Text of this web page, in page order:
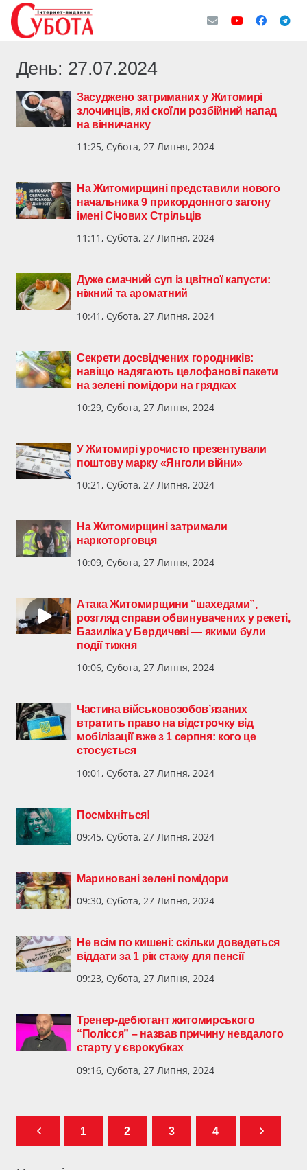
День: 27.07.2024
Засуджено затриманих у Житомирі
злочинців, які скоїли розбійний напад
на вінничанку
11:25, Субота, 27 Липня, 2024
На Житомирщині представили нового
начальника 9 прикордонного загону
імені Січових Стрільців
11:11, Субота, 27 Липня, 2024
Дуже смачний суп із цвітної капусти:
ніжний та ароматний
10:41, Субота, 27 Липня, 2024
Секрети досвідчених городників:
навіщо надягають целофанові пакети
на зелені помідори на грядках
10:29, Субота, 27 Липня, 2024
У Житомирі урочисто презентували
поштову марку «Янголи війни»
10:21, Субота, 27 Липня, 2024
На Житомирщині затримали
наркоторговця
10:09, Субота, 27 Липня, 2024
Атака Житомирщини “шахедами”,
розгляд справи обвинувачених у рекеті,
Базиліка у Бердичеві — якими були
події тижня
10:06, Субота, 27 Липня, 2024
Частина військовозобов’язаних
втратить право на відстрочку від
мобілізації вже з 1 серпня: кого це
стосується
10:01, Субота, 27 Липня, 2024
Посміхніться!
09:45, Субота, 27 Липня, 2024
Мариновані зелені помідори
09:30, Субота, 27 Липня, 2024
Не всім по кишені: скільки доведеться
віддати за 1 рік стажу для пенсії
09:23, Субота, 27 Липня, 2024
Тренер-дебютант житомирського
“Полісся” – назвав причину невдалого
старту у єврокубках
09:16, Субота, 27 Липня, 2024
1 2 3 4